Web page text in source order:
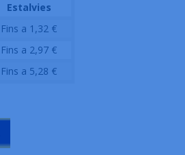
Estalvies
Fins a 1,32 €
Fins a 2,97 €
Fins a 5,28 €